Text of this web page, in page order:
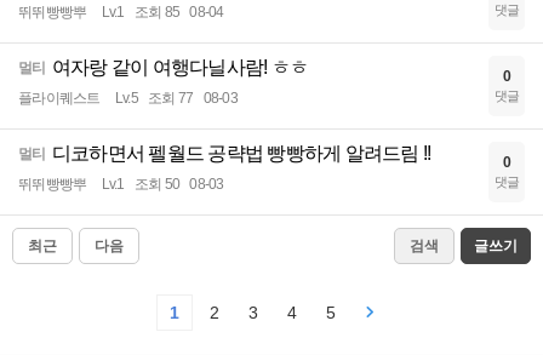
뛰뛰빵빵뿌 Lv.1 조회 85 08-04 댓글
멀티 여자랑 같이 여행다닐사람! ㅎㅎ
플라이퀘스트 Lv.5 조회 77 08-03
0
댓글
멀티 디코하면서 펠월드 공략법 빵빵하게 알려드림 !!
뛰뛰빵빵뿌 Lv.1 조회 50 08-03
0
댓글
최근 다음 검색 글쓰기
1 2 3 4 5